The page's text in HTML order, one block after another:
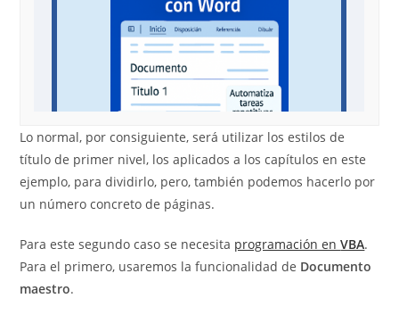
Lo normal, por consiguiente, será utilizar los estilos de
título de primer nivel, los aplicados a los capítulos en este
ejemplo, para dividirlo, pero, también podemos hacerlo por
un número concreto de páginas.
Para este segundo caso se necesita programación enVBA.
Para el primero, usaremos la funcionalidad de Documento
maestro.